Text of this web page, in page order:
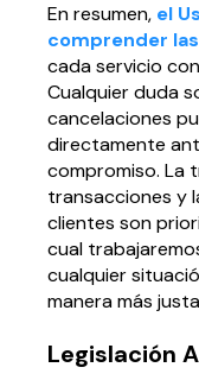
En resumen, el
comprender
cada servicio
Cualquier duda
cancelaciones
directamente
compromiso. La
transacciones y
clientes son
cual
cualquier
manera más
Legislación